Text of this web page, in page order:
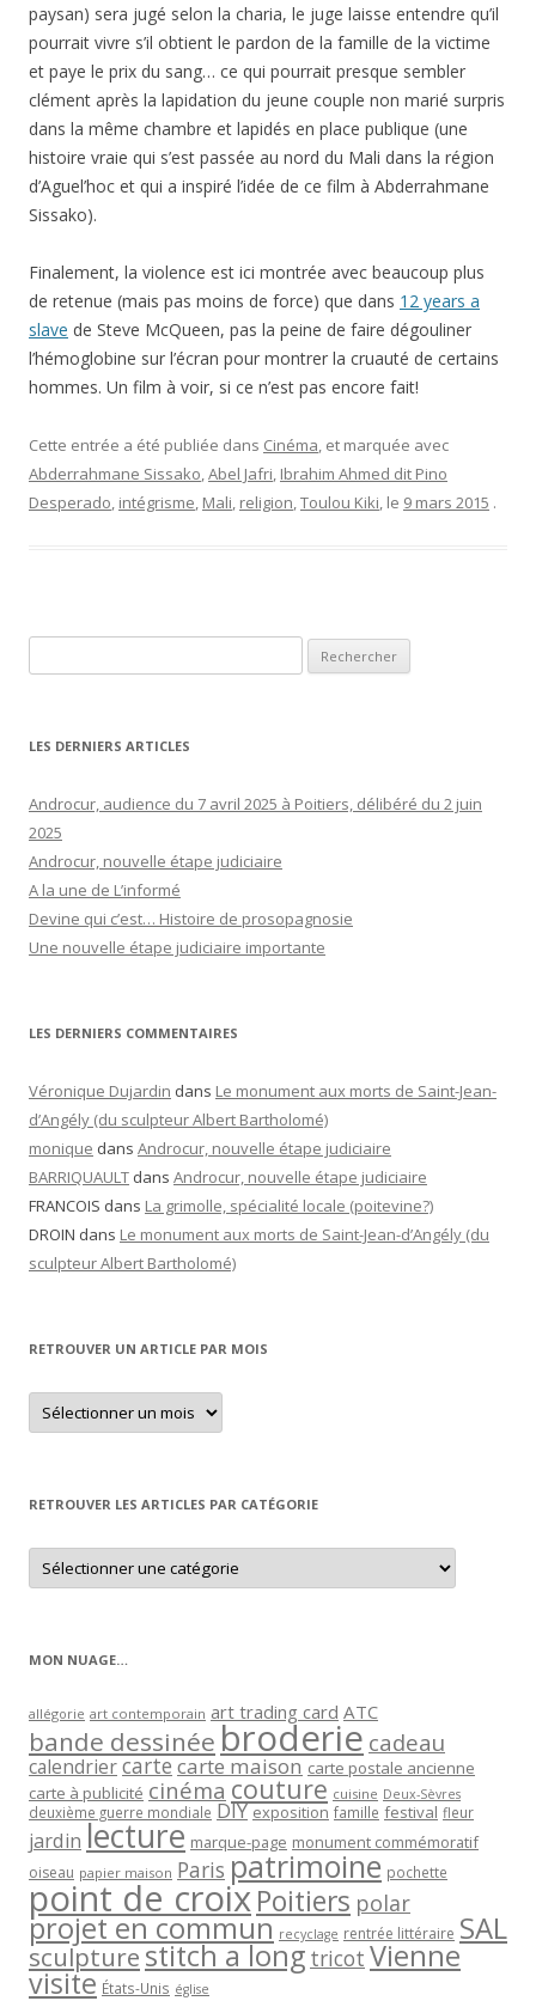
paysan) sera jugé selon la charia, le juge laisse entendre qu’il
pourrait vivre s’il obtient le pardon de la famille de la victime
et paye le prix du sang… ce qui pourrait presque sembler
clément après la lapidation du jeune couple non marié surpris
dans la même chambre et lapidés en place publique (une
histoire vraie qui s’est passée au nord du Mali dans la région
d’Aguel’hoc et qui a inspiré l’idée de ce film à Abderrahmane
Sissako).
Finalement, la violence est ici montrée avec beaucoup plus
de retenue (mais pas moins de force) que dans 12 years a
slave de Steve McQueen, pas la peine de faire dégouliner
l’hémoglobine sur l’écran pour montrer la cruauté de certains
hommes. Un film à voir, si ce n’est pas encore fait!
Cette entrée a été publiée dans Cinéma, et marquée avec
Abderrahmane Sissako,Abel Jafri, Ibrahim Ahmed dit Pino
Desperado, intégrisme, Mali, religion,Toulou Kiki, le 9 mars 2015 .
LES DERNIERS ARTICLES
Androcur, audience du 7 avril 2025 à Poitiers, délibéré du 2 juin
2025
Androcur, nouvelle étape judiciaire
A la une de L’informé
Devine qui c’est… Histoire de prosopagnosie
Une nouvelle étape judiciaire importante
LES DERNIERS COMMENTAIRES
Véronique Dujardin dans Le monument aux morts de Saint-Jean-
d’Angély (du sculpteur Albert Bartholomé)
monique dans Androcur, nouvelle étape judiciaire
BARRIQUAULT dans Androcur, nouvelle étape judiciaire
FRANCOIS dans La grimolle, spécialité locale (poitevine?)
DROIN dans Le monument aux morts de Saint-Jean-d’Angély (du
sculpteur Albert Bartholomé)
RETROUVER UN ARTICLE PAR MOIS
Retrouver
un
article
RETROUVER LES ARTICLES PAR CATÉGORIE
Retrouver
les
articles
MON NUAGE…
allégorie art contemporain art trading card ATC
bande dessinée broderie cadeau
calendriercartecarte maison carte postale ancienne
carte à publicité cinéma couture cuisine Deux-Sèvres
deuxième guerre mondiale DIY exposition famille festival fleur
jardin lecture marque-page monument commémoratif
oiseau papier maison Paris patrimoine pochette
point de croixPoitiers polar
projet en commun recyclage rentrée littéraire SAL
sculpturestitch a long tricot Vienne
visite États-Unis église